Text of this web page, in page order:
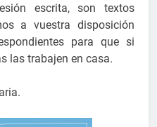
escrita, son textos
a vuestra disposición
para que si
las trabajen en casa.